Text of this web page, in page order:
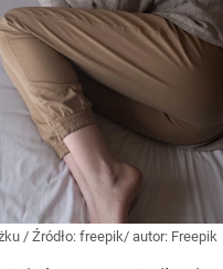
/ Źródło: freepik/ autor: Freepik